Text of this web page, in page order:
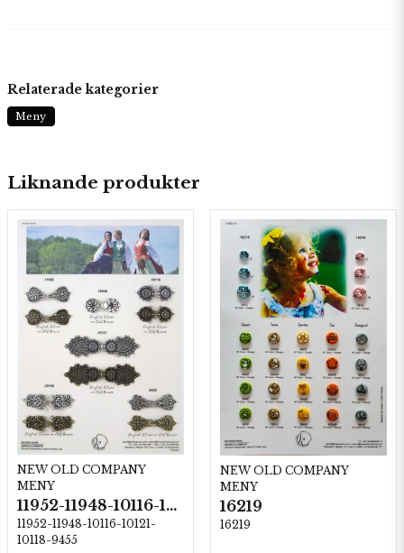
Liknande produkter
NEW OLD COMPANY
MENY
11952-11948-10116-10121-10118-9455
11952-11948-10116-10121-
10118-9455
NEW OLD COMPANY
MENY
16219
16219
Relaterade kategorier
Meny